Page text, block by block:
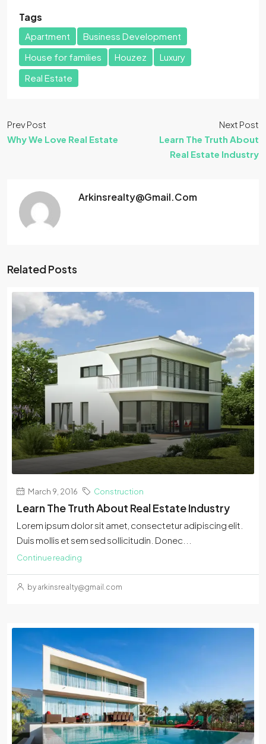
Tags
Apartment
Business Development
House for families
Houzez
Luxury
Real Estate
Prev Post
Why We Love Real Estate
Next Post
Learn The Truth About
Real Estate Industry
Arkinsrealty@gmail.com
Related Posts
March 9, 2016 Construction
Learn The Truth About Real Estate Industry
Lorem ipsum dolor sit amet, consectetur adipiscing elit.
Duis mollis et sem sed sollicitudin. Donec...
Continue reading
by arkinsrealty@gmail.com